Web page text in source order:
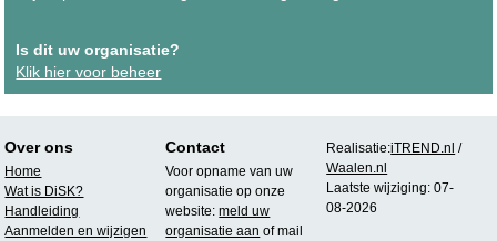
Is dit uw organisatie?
Klik hier voor beheer
Over ons
Home
Wat is DiSK?
Handleiding
Aanmelden en wijzigen
Contact
Voor opname van uw
organisatie op onze
website:meld uw
organisatie aan of mail
Realisatie:iTREND.nl /
Waalen.nl
Laatste wijziging: 07-
08-2026